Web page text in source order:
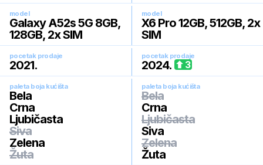
model
Galaxy A52s 5G 8GB,
128GB, 2x SIM
model
X6 Pro 12GB, 512GB, 2x
SIM
pocetak prodaje
2021.
pocetak prodaje
2024. 3
paleta boja kućišta
Bela
Crna
Ljubičasta
Siva
Zelena
Žuta
paleta boja kućišta
Bela
Crna
Ljubičasta
Siva
Zelena
Žuta